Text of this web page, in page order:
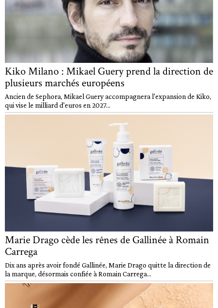
Kiko Milano : Mikael Guery prend la direction de
plusieurs marchés européens
Ancien de Sephora, Mikael Guery accompagnera l'expansion de Kiko,
qui vise le milliard d'euros en 2027...
Marie Drago cède les rênes de Gallinée à Romain
Carrega
Dix ans après avoir fondé Gallinée, Marie Drago quitte la direction de
la marque, désormais confiée à Romain Carrega...